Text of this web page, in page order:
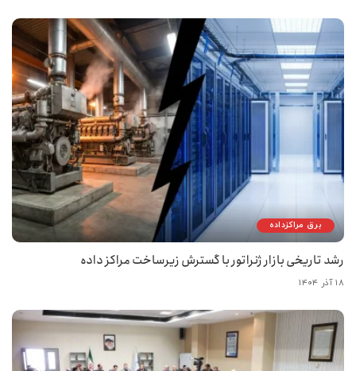
برق مراکزداده
رشد تاریخی بازار ژنراتور با گسترش زیرساخت مراکز داده
۱۸ آذر ۱۴۰۴